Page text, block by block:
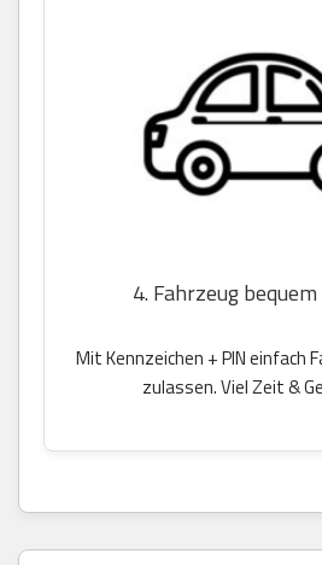
4. Fahrzeug
Mit Kennzeichen + PIN einfach
zulassen. Viel Zeit &